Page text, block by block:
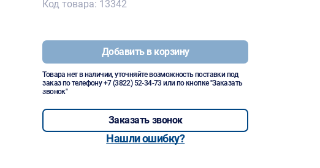
Код товара: 13342
Добавить в корзину
Товара нет в наличии, уточняйте возможность поставки под
заказ по телефону+7 (3822) 52-34-73 или по кнопке "Заказать
звонок"
Заказать звонок
Нашли ошибку?